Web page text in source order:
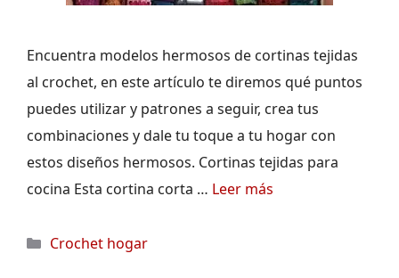
Encuentra modelos hermosos de cortinas tejidas
al crochet, en este artículo te diremos qué puntos
puedes utilizar y patrones a seguir, crea tus
combinaciones y dale tu toque a tu hogar con
estos diseños hermosos. Cortinas tejidas para
cocina Esta cortina corta … Leer más
Categorías
Crochet hogar